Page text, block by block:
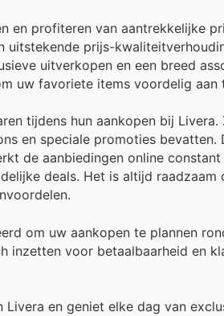
en profiteren van aantrekkelijke
prijs-
uitverkopen en een breed
uw favoriete items voordelig aan
tijdens hun aankopen bij
en speciale promoties
de aanbiedingen online
deals. Het is altijd
om uw aankopen te plannen
voor betaalbaarheid en
en geniet elke dag van